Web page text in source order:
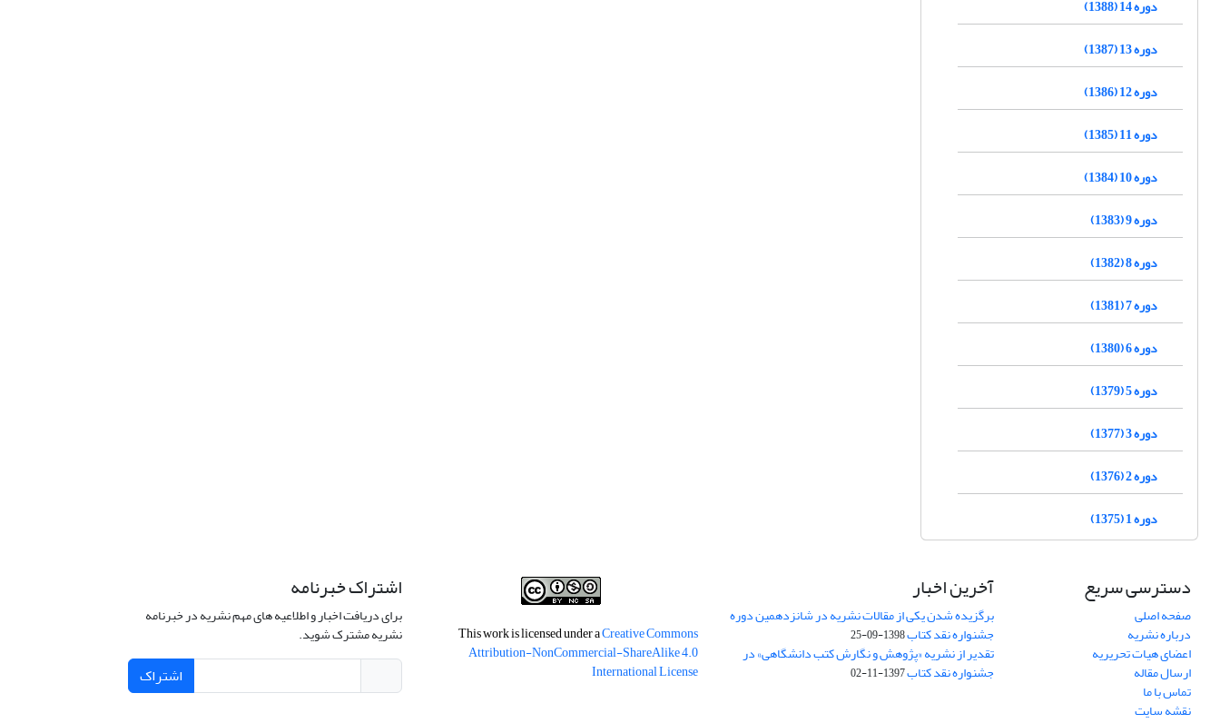
دوره 14 (1388)
دوره 13 (1387)
دوره 12 (1386)
دوره 11 (1385)
دوره 10 (1384)
دوره 9 (1383)
دوره 8 (1382)
دوره 7 (1381)
دوره 6 (1380)
دوره 5 (1379)
دوره 3 (1377)
دوره 2 (1376)
دوره 1 (1375)
دسترسی سریع
صفحه اصلی
درباره نشریه
اعضای هیات تحریریه
ارسال مقاله
تماس با ما
نقشه سایت
آخرین اخبار
برگزیده شدن یکی از مقالات نشریه در شانزدهمین دوره
جشنواره نقد کتاب1398-09-25
تقدیر از نشریه «پژوهش و نگارش کتب دانشگاهی» در
جشنواره نقد کتاب1397-11-02
This work is licensed under aCreative Commons
Attribution-NonCommercial-ShareAlike 4.0
International License
اشتراک خبرنامه
برای دریافت اخبار و اطلاعیه های مهم نشریه در خبرنامه
نشریه مشترک شوید.
اشتراک